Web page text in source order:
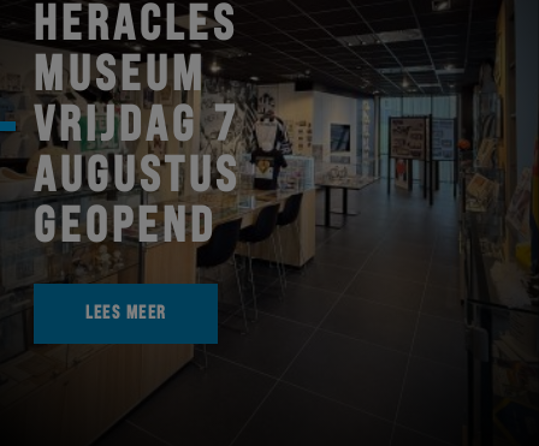
HERACLES
MUSEUM
VRIJDAG 7
AUGUSTUS
GEOPEND
LEES MEER